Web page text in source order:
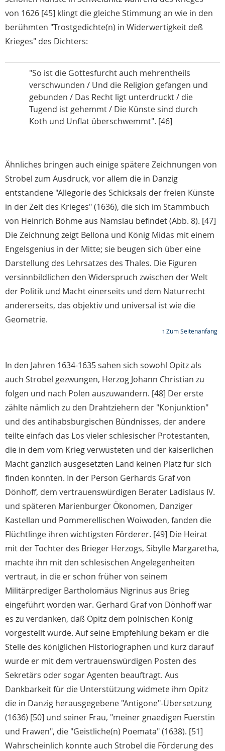
von 1626 [45] klingt die gleiche Stimmung an wie in den
berühmten "Trostgedichte(n) in Widerwertigkeit deß
Krieges" des Dichters:
"So ist die Gottesfurcht auch mehrentheils
verschwunden / Und die Religion gefangen und
gebunden / Das Recht ligt unterdruckt / die
Tugend ist gehemmt / Die Künste sind durch
Koth und Unflat überschwemmt". [46]
Ähnliches bringen auch einige spätere Zeichnungen von
Strobel zum Ausdruck, vor allem die in Danzig
entstandene "Allegorie des Schicksals der freien Künste
in der Zeit des Krieges" (1636), die sich im Stammbuch
von Heinrich Böhme aus Namslau befindet (Abb. 8). [47]
Die Zeichnung zeigt Bellona und König Midas mit einem
Engelsgenius in der Mitte; sie beugen sich über eine
Darstellung des Lehrsatzes des Thales. Die Figuren
versinnbildlichen den Widerspruch zwischen der Welt
der Politik und Macht einerseits und dem Naturrecht
andererseits, das objektiv und universal ist wie die
Geometrie.
↑ Zum Seitenanfang
In den Jahren 1634-1635 sahen sich sowohl Opitz als
auch Strobel gezwungen, Herzog Johann Christian zu
folgen und nach Polen auszuwandern. [48] Der erste
zählte nämlich zu den Drahtziehern der "Konjunktion"
und des antihabsburgischen Bündnisses, der andere
teilte einfach das Los vieler schlesischer Protestanten,
die in dem vom Krieg verwüsteten und der kaiserlichen
Macht gänzlich ausgesetzten Land keinen Platz für sich
finden konnten. In der Person Gerhards Graf von
Dönhoff, dem vertrauenswürdigen Berater Ladislaus IV.
und späteren Marienburger Ökonomen, Danziger
Kastellan und Pommerellischen Woiwoden, fanden die
Flüchtlinge ihren wichtigsten Förderer. [49] Die Heirat
mit der Tochter des Brieger Herzogs, Sibylle Margaretha,
machte ihn mit den schlesischen Angelegenheiten
vertraut, in die er schon früher von seinem
Militärprediger Bartholomäus Nigrinus aus Brieg
eingeführt worden war. Gerhard Graf von Dönhoff war
es zu verdanken, daß Opitz dem polnischen König
vorgestellt wurde. Auf seine Empfehlung bekam er die
Stelle des königlichen Historiographen und kurz darauf
wurde er mit dem vertrauenswürdigen Posten des
Sekretärs oder sogar Agenten beauftragt. Aus
Dankbarkeit für die Unterstützung widmete ihm Opitz
die in Danzig herausgegebene "Antigone"-Übersetzung
(1636) [50] und seiner Frau, "meiner gnaedigen Fuerstin
und Frawen", die "Geistliche(n) Poemata" (1638). [51]
Wahrscheinlich konnte auch Strobel die Förderung des